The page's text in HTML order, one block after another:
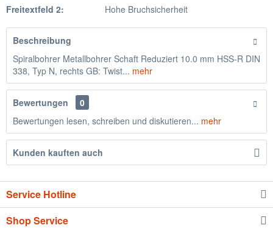
Freitextfeld 2:
Hohe Bruchsicherheit
Beschreibung
Spiralbohrer Metallbohrer Schaft Reduziert 10.0 mm HSS-R DIN
338, Typ N, rechts GB: Twist... mehr
Bewertungen
0
Bewertungen lesen, schreiben und diskutieren... mehr
Kunden kauften auch
Service Hotline
Shop Service